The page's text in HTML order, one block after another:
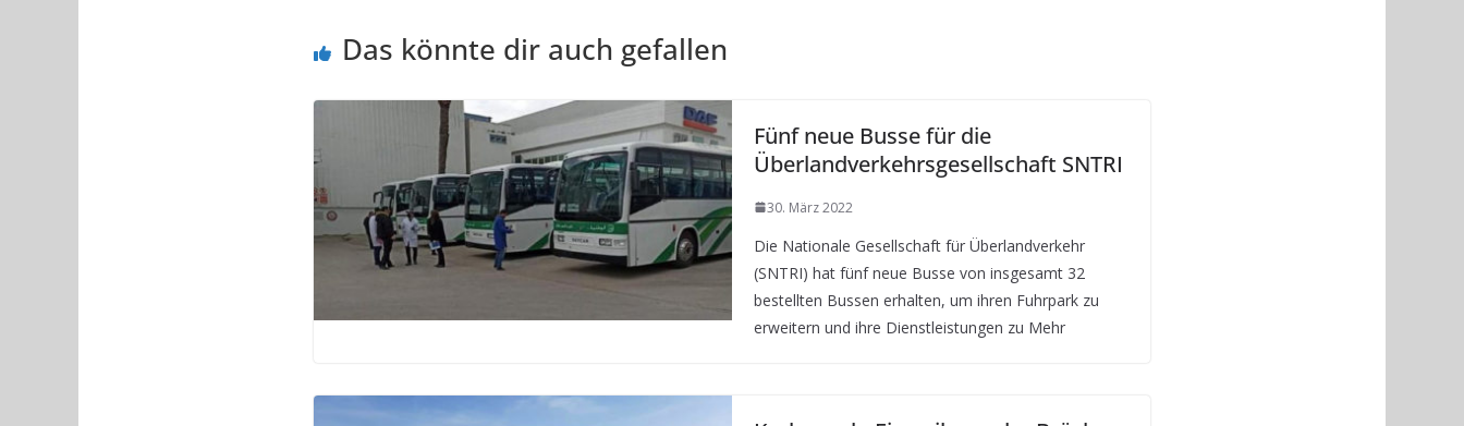
Das könnte dir auch gefallen
Fünf neue Busse für die
Überlandverkehrsgesellschaft SNTRI
30. März 2022
Die Nationale Gesellschaft für Überlandverkehr
(SNTRI) hat fünf neue Busse von insgesamt 32
bestellten Bussen erhalten, um ihren Fuhrpark zu
erweitern und ihre Dienstleistungen zu Mehr